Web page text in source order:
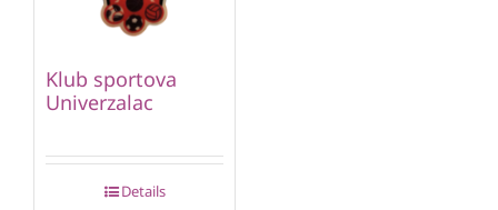
Klub sportova
Univerzalac
Details